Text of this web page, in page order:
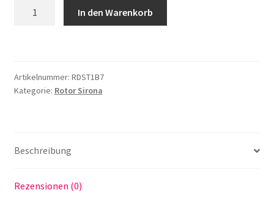
T1
Boost
mit
made
In den Warenkorb
Artikelnummer: RDST1B7
Kategorie: Rotor Sirona
Beschreibung
Rezensionen (0)